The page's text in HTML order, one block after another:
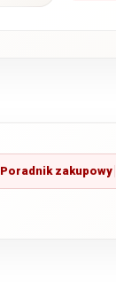
Poradnik zakupowy